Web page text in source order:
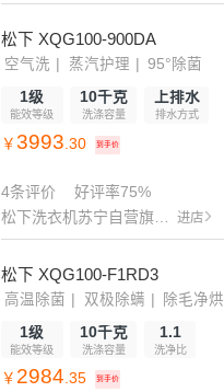
松下 XQG100-900DA
空气洗 蒸汽护理 95°除菌
1级
能效等级
10千克
洗涤容量
上排水
排水方式
￥ 3993 .30 到手价
4条评价
好评率75%
松下洗衣机苏宁自营旗舰店
进店
松下 XQG100-F1RD3
高温除菌 双极除螨 除毛净烘
1级
能效等级
10千克
洗涤容量
1.1
洗净比
￥ 2984.35 到手价